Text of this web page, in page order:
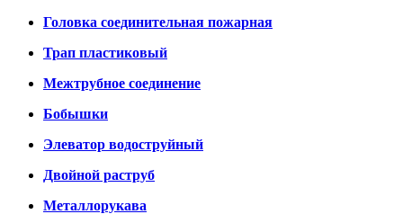
Головка соединительная пожарная
Трап пластиковый
Межтрубное соединение
Бобышки
Элеватор водоструйный
Двойной раструб
Металлорукава